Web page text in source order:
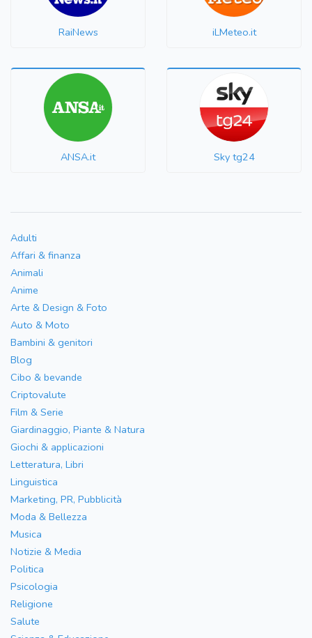
RaiNews iLMeteo.it
ANSA.it Sky tg24
Adulti
Affari & finanza
Animali
Anime
Arte & Design & Foto
Auto & Moto
Bambini & genitori
Blog
Cibo & bevande
Criptovalute
Film & Serie
Giardinaggio, Piante & Natura
Giochi & applicazioni
Letteratura, Libri
Linguistica
Marketing, PR, Pubblicità
Moda & Bellezza
Musica
Notizie & Media
Politica
Psicologia
Religione
Salute